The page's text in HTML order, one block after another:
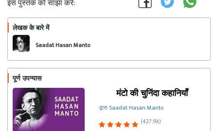
इस पुस्तक को साझा करें:
लेखक के बारे में
Saadat Hasan Manto
पूर्ण उपन्यास
मंटो की चुनिंदा कहानियाँ
द्वारा Saadat Hasan Manto
(427.9k)